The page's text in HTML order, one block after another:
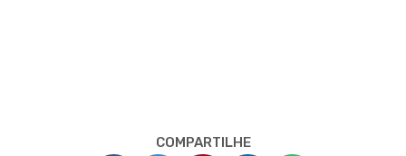
COMPARTILHE